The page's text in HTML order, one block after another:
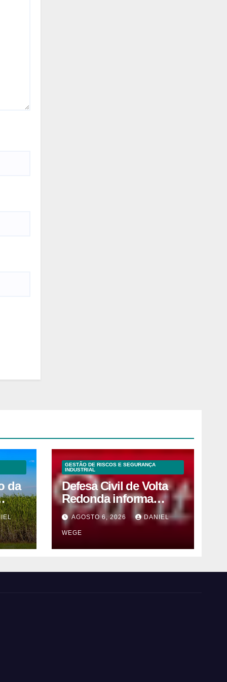
da
e 2ª
GESTÃO DE RISCOS E SEGURANÇA
INDUSTRIAL
Defesa Civil de Volta
Redonda informa
sobre atos seguros por
conta de efeitos
meteorológicos
previstos até domingo
AGOSTO 6, 2026 DANIEL
WEGE